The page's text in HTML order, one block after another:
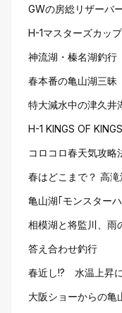
GWの房総リザーバ
H-1マスターズカッ
神流湖・榛名湖釣行
春本番の亀山湖三昧
特大減水中の津久井
H-1 KINGS OF
コロコロ春天気攻略
春はどこまで？ 高
亀山湖｢モンスター
相模湖と将監川、雨
答え合わせ釣行
春近し!? 水温上昇
大阪ショーからの亀